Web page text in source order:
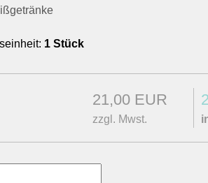
1 Stück
21,00 EUR
zzgl. Mwst.